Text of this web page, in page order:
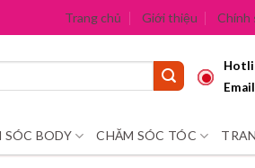
Trang chủ Giới thiệu Chính
SÓC BODY CHĂM SÓC TÓC